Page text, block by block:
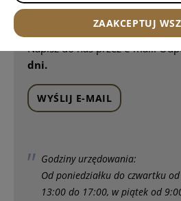
Napisz do nas przez e-mail.
dni.
WYŚLIJ E-MAIL
Godziny urzędowania:
Od poniedziałku do czwartku
13:00 do 17:00, w piątek od
ZAAKCEPTUJ